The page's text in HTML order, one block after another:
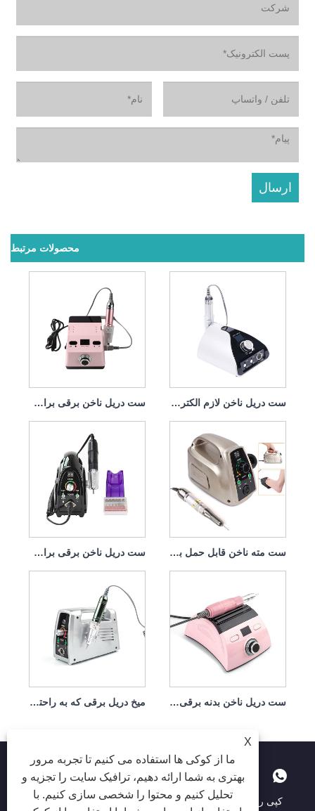
محصولات مرتبط
ست دریل ناخن برقی برای پاک کردن ژل لهستانی 65w 35000rpm ست دریل ناخن لازم الکتریک 65w 35000rpm
X
ما از کوکی ها استفاده می کنیم تا تجربه مرور
بهتری به شما ارائه دهیم، ترافیک سایت را تجزیه و
تحلیل کنیم و محتوا را شخصی سازی کنیم. با